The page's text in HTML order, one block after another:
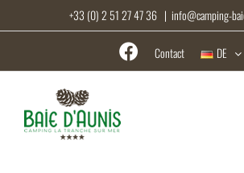
to
+33 (0) 2 51 27 47 36 | info@camping-
Contact DE